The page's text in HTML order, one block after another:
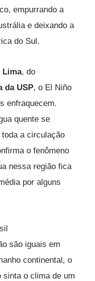
empurrando a
e deixando a
do Sul.
Lima, do
da USP, o El Niño
enfraquecem.
quente se
a circulação
o fenômeno
nessa região fica
por alguns
são iguais em
continental, o
sinta o clima de um